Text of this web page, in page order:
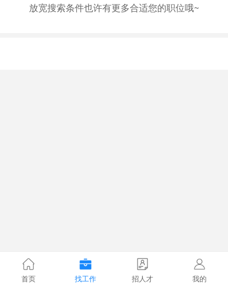
放宽搜索条件也许有更多合适您的职位哦~
首页 找工作 招人才 我的